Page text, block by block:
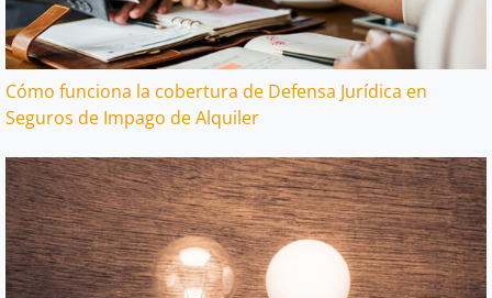
Cómo funciona la cobertura de Defensa Jurídica en
Seguros de Impago de Alquiler